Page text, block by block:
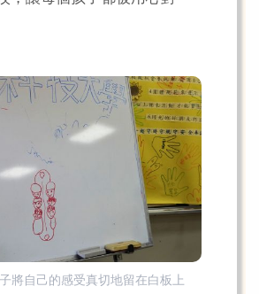
子將自己的感受真切地留在白板上